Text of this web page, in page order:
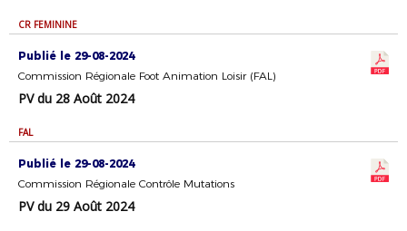
CR FEMININE
Publié le 29-08-2024
Commission Régionale Foot Animation Loisir (FAL)
PV du 28 Août 2024
FAL
Publié le 29-08-2024
Commission Régionale Contrôle Mutations
PV du 29 Août 2024